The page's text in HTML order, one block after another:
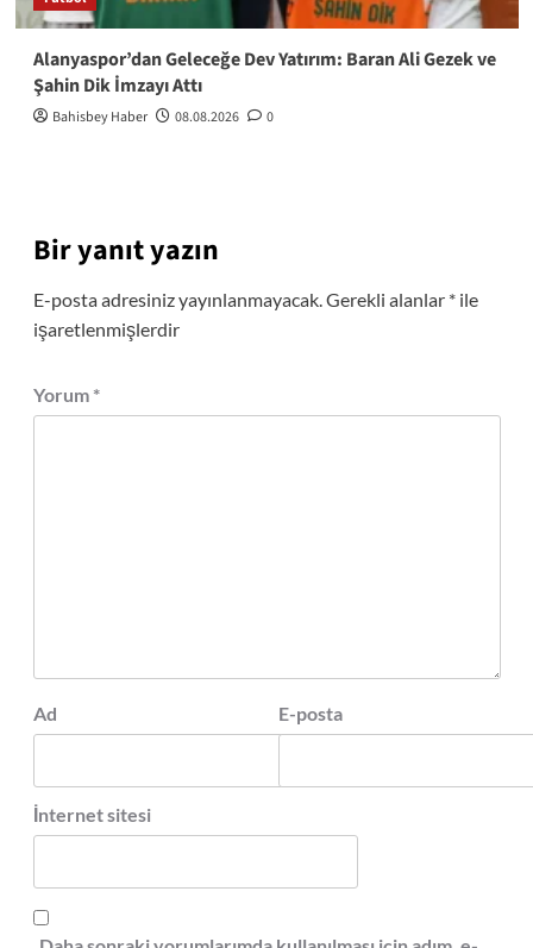
Alanyaspor’dan Geleceğe Dev Yatırım: Baran Ali Gezek ve
Şahin Dik İmzayı Attı
Bahisbey Haber 08.08.2026 0
Bir yanıt yazın
E-posta adresiniz yayınlanmayacak. Gerekli alanlar *ile
işaretlenmişlerdir
Yorum *
Ad E-posta
İnternet sitesi